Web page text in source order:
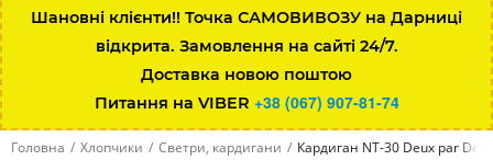
Шановні клієнти!! Точка САМОВИВОЗУ на Дарниці
відкрита. Замовлення на сайті 24/7.
Доставка новою поштою
Питання на VIBER +38 (067) 907-81-74
Головна / Хлопчики / Светри, кардигани / Кардиган NT-30 Deux par